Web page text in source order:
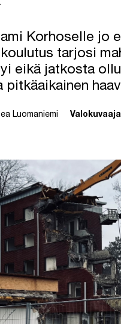
Korhoselle jo
tarjosi
eikä jatkosta
pitkäaikainen
Luomaniemi